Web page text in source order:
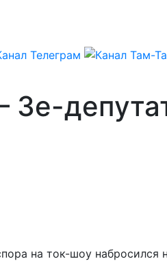
на ток-шоу набросился